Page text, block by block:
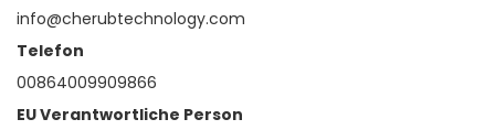
info@cherubtechnology.com
Telefon
00864009909866
EU Verantwortliche Person